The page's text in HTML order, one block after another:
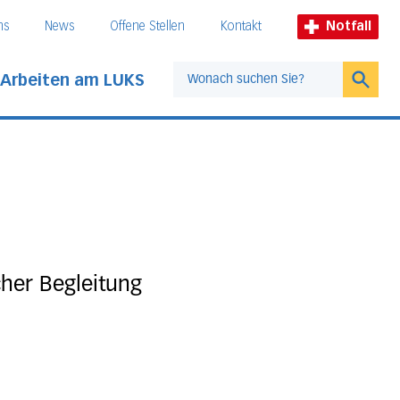
News Offene Stellen Kontakt Notfall
Arbeiten am LUKS
Begleitung